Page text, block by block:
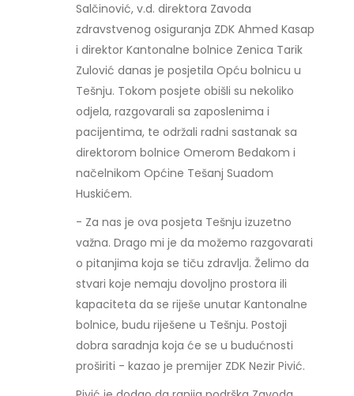
Salčinović, v.d. direktora Zavoda
zdravstvenog osiguranja ZDK Ahmed Kasap
i direktor Kantonalne bolnice Zenica Tarik
Zulović danas je posjetila Opću bolnicu u
Tešnju. Tokom posjete obišli su nekoliko
odjela, razgovarali sa zaposlenima i
pacijentima, te održali radni sastanak sa
direktorom bolnice Omerom Bedakom i
načelnikom Općine Tešanj Suadom
Huskićem.
- Za nas je ova posjeta Tešnju izuzetno
važna. Drago mi je da možemo razgovarati
o pitanjima koja se tiču zdravlja. Želimo da
stvari koje nemaju dovoljno prostora ili
kapaciteta da se riješe unutar Kantonalne
bolnice, budu riješene u Tešnju. Postoji
dobra saradnja koja će se u budućnosti
proširiti - kazao je premijer ZDK Nezir Pivić.